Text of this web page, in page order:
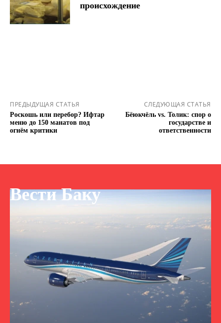
происхождение
ПРЕДЫДУЩАЯ СТАТЬЯ
Роскошь или перебор? Ифтар
меню до 150 манатов под
огнём критики
СЛЕДУЮЩАЯ СТАТЬЯ
Бёюкчёль vs. Толик: спор о
государстве и
ответственности
Вести Баку